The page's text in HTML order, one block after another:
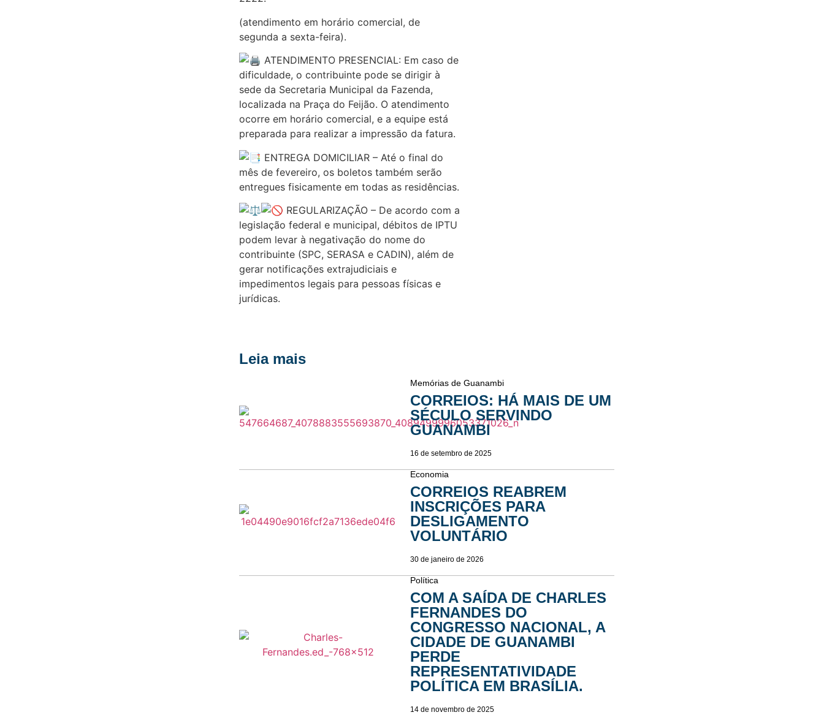
(atendimento em horário comercial, de
segunda a sexta-feira).
ATENDIMENTO PRESENCIAL: Em caso de
dificuldade, o contribuinte pode se dirigir à
sede da Secretaria Municipal da Fazenda,
localizada na Praça do Feijão. O atendimento
ocorre em horário comercial, e a equipe está
preparada para realizar a impressão da fatura.
ENTREGA DOMICILIAR – Até o final do
mês de fevereiro, os boletos também serão
entregues fisicamente em todas as residências.
REGULARIZAÇÃO – De acordo com a
legislação federal e municipal, débitos de IPTU
podem levar à negativação do nome do
contribuinte (SPC, SERASA e CADIN), além de
gerar notificações extrajudiciais e
impedimentos legais para pessoas físicas e
jurídicas.
Leia mais
Memórias de Guanambi
CORREIOS: HÁ MAIS DE UM
SÉCULO SERVINDO
GUANAMBI
16 de setembro de 2025
Economia
CORREIOS REABREM
INSCRIÇÕES PARA
DESLIGAMENTO
VOLUNTÁRIO
30 de janeiro de 2026
Política
COM A SAÍDA DE CHARLES
FERNANDES DO
CONGRESSO NACIONAL, A
CIDADE DE GUANAMBI
PERDE
REPRESENTATIVIDADE
POLÍTICA EM BRASÍLIA.
14 de novembro de 2025